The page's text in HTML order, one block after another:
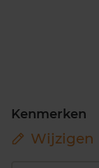
Kenmerken
Wijzigen